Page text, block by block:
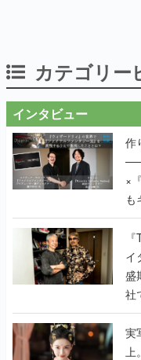
カテゴリー
インタビュー
作
──
×
も
で
く
イ
盛
社
『
ん
実